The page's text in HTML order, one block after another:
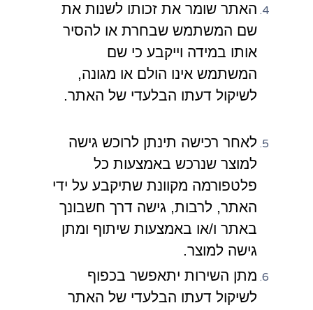
האתר שומר את זכותו לשנות את
שם המשתמש שבחרת או להסיר
אותו במידה וייקבע כי שם
המשתמש אינו הולם או מגונה,
לשיקול דעתו הבלעדי של האתר.
לאחר רכישה תינתן לרוכש גישה
למוצר שנרכש באמצעות כל
פלטפורמה מקוונת שתיקבע על ידי
האתר, לרבות, גישה דרך חשבונך
באתר ו/או באמצעות שיתוף ומתן
גישה למוצר.
מתן השירות יתאפשר בכפוף
לשיקול דעתו הבלעדי של האתר